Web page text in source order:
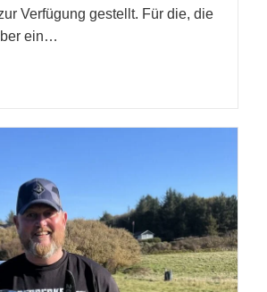
Verfügung gestellt. Für die, die
ein…